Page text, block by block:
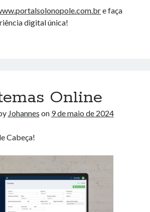
e faça
digital única!
Online
Johannes on 9 de maio de 2024
Cabeça!